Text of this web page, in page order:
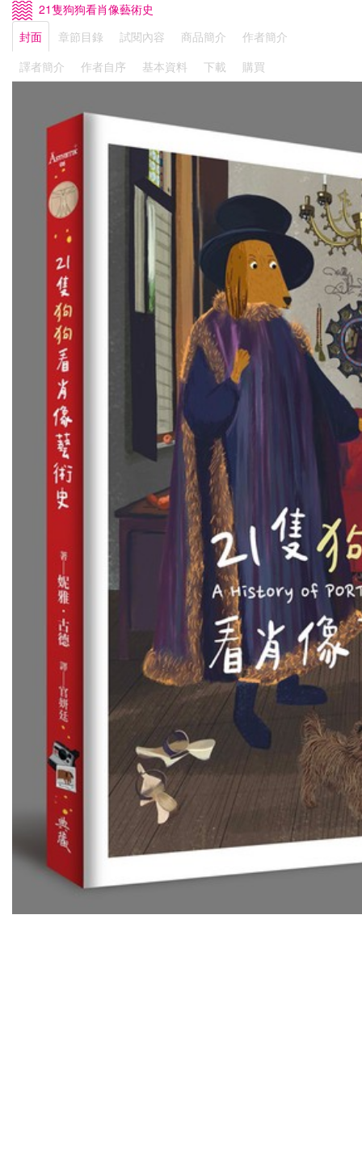
21隻狗狗看肖像藝術史
封面
章節目錄 試閱內容 商品簡介
作者簡介
譯者簡介
作者自序 基本資料 下載 購買